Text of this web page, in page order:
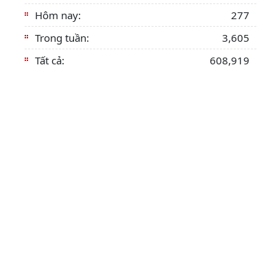
Hôm nay:
277
Trong tuần:
3,605
Tất cả:
608,919